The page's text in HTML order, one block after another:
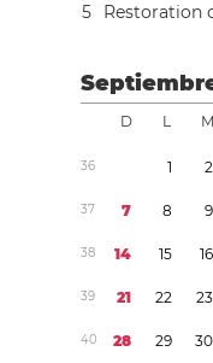
5
Restoration
D L M
36 1 2
37 7 8 9
38 14 15 16
39 21 22 23
40 28 29 30